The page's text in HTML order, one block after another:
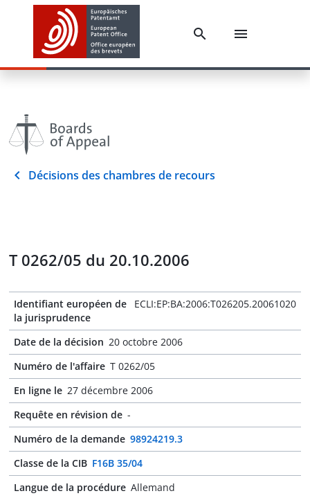
Décisions des chambres de recours
T 0262/05 du 20.10.2006
Identifiant européen de
la jurisprudence
ECLI:EP:BA:2006:T026205.20061020
Date de la décision 20 octobre 2006
Numéro de l'affaire T 0262/05
En ligne le 27 décembre 2006
Requête en révision de -
Numéro de la demande 98924219.3
Classe de la CIB F16B 35/04
Langue de la procédure Allemand